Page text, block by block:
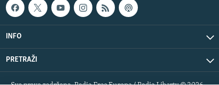
INFO
PRETRAŽI